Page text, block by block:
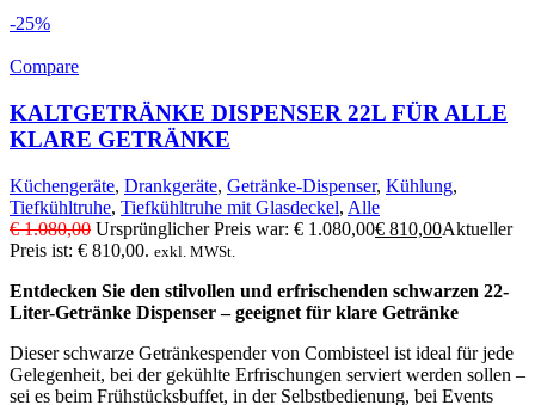
-25%
Compare
KALTGETRÄNKE DISPENSER 22L FÜR ALLE
KLARE GETRÄNKE
Küchengeräte, Drankgeräte, Getränke-Dispenser, Kühlung,
Tiefkühltruhe, Tiefkühltruhe mit Glasdeckel, Alle
€1.080,00 Ursprünglicher Preis war: € 1.080,00€ 810,00Aktueller
Preis ist: € 810,00. exkl. MWSt.
Entdecken Sie den stilvollen und erfrischenden schwarzen 22-
Liter-Getränke Dispenser – geeignet für klare Getränke
Dieser schwarze Getränkespender von Combisteel ist ideal für jede
Gelegenheit, bei der gekühlte Erfrischungen serviert werden sollen –
sei es beim Frühstücksbuffet, in der Selbstbedienung, bei Events